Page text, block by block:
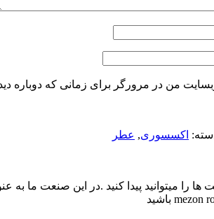
من در مرورگر برای زمانی که دوباره
اکسسوری, عطر
را میتوانید پیدا کنید .در این صنعت ما به